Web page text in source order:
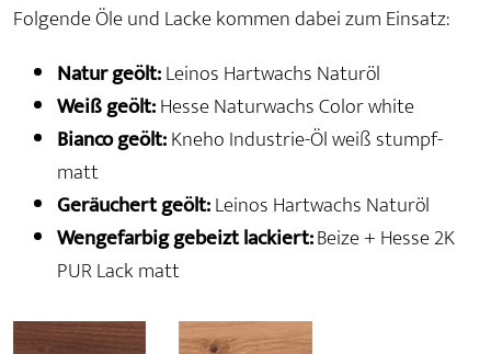
Folgende Öle und Lacke kommen dabei zum Einsatz:
Natur geölt:Leinos Hartwachs Naturöl
Weiß geölt:Hesse Naturwachs Color white
Bianco geölt:Kneho Industrie-Öl weiß stumpf-
matt
Geräuchert geölt:Leinos Hartwachs Naturöl
Wengefarbig gebeizt lackiert:Beize + Hesse 2K
PUR Lack matt